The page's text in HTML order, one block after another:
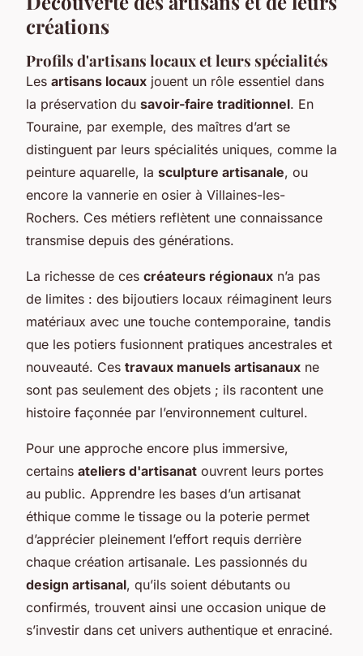
créations
Profils d'artisans locaux et leurs spécialités
Les artisans locaux jouent un rôle essentiel dans
la préservation du savoir-faire traditionnel. En
Touraine, par exemple, des maîtres d’art se
distinguent par leurs spécialités uniques, comme la
peinture aquarelle, la sculpture artisanale, ou
encore la vannerie en osier à Villaines-les-
Rochers. Ces métiers reflètent une connaissance
transmise depuis des générations.
La richesse de ces créateurs régionaux n’a pas
de limites : des bijoutiers locaux réimaginent leurs
matériaux avec une touche contemporaine, tandis
que les potiers fusionnent pratiques ancestrales et
nouveauté. Ces travaux manuels artisanaux ne
sont pas seulement des objets ; ils racontent une
histoire façonnée par l’environnement culturel.
Pour une approche encore plus immersive,
certains ateliers d'artisanat ouvrent leurs portes
au public. Apprendre les bases d’un artisanat
éthique comme le tissage ou la poterie permet
d’apprécier pleinement l’effort requis derrière
chaque création artisanale. Les passionnés du
design artisanal, qu’ils soient débutants ou
confirmés, trouvent ainsi une occasion unique de
s’investir dans cet univers authentique et enraciné.